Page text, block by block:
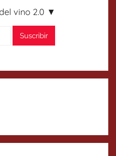
vino 2.0 ▼